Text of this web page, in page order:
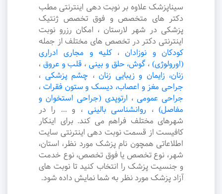
سیناپزشک علاوه بر نوبت دهی اینترنتی مطب
دکتر های متخصص و فوق تخصص ژنتیک
پزشکی در شهر لارستان ، امکان رزرو نوبت
اینترنتی دکتر در تخصص های مختلف از جمله
کودکان و نوزادان ،کلیه و مجاری ادراری
(اورولوژی) ، گوش، حلق و بینی ، قلب و عروق ،
زنان، زایمان و زیبایی زنان ، چشم پزشکی ،
جراحی مغز و اعصاب، دیسک و ستون فقرات ،
جراحی عمومی ، ارتوپدی (جراحی استخوان و
مفاصل) ، روانشناسی بالینی ، و ... را در
شهرهای مختلف فراهم می کند. برای اینکار
کافیست از قسمت نوبت دهی اینترنتی سایت
اطلاعاتی همچون نام پزشک مورد نظر، استان،
شهر، نوع تخصص یا فوق تخصص، نوع خدمت
و جنسیت پزشک را انتخاب کنید تا نوبت های
آزاد پزشک مورد نظر به شما نمایش داده شود.